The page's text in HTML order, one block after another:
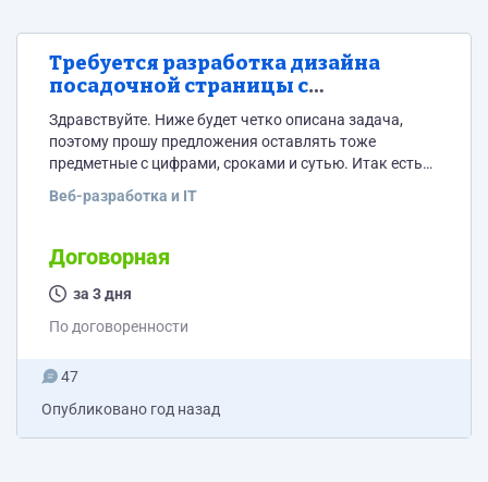
Требуется разработка дизайна
посадочной страницы с
пониманием маркетинговых задач
Здравствуйте. Ниже будет четко описана задача,
поэтому прошу предложения оставлять тоже
предметные с цифрами, сроками и сутью. Итак есть
сначала это должен был быть просто лендинг, но со
потребовались дополнительные разделы "для чего",
"предложения" и другие. Помимо предложения самой
системы предлагаются и различные услуги, по началу
Веб-разработка и IT
Договорная
за 3 дня
По договоренности
47
Опубликовано год назад